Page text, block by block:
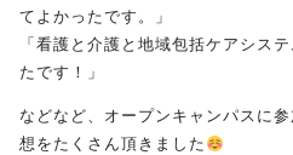
てよかったです。」
「看護と介護と地域包括ケアシス
たです！」
などなど、オープンキャンパスに
想をたくさん頂きました